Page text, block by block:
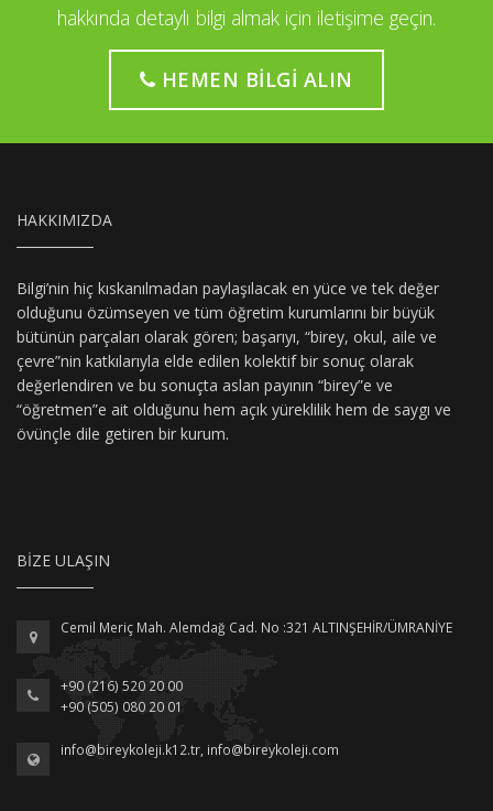
hakkında detaylı bilgi almak için iletişime geçin.
HEMEN BILGI ALIN
HAKKIMIZDA
Bilgi’nin hiç kıskanılmadan paylaşılacak en yüce ve tek değer
olduğunu özümseyen ve tüm öğretim kurumlarını bir büyük
bütünün parçaları olarak gören; başarıyı, “birey, okul, aile ve
çevre”nin katkılarıyla elde edilen kolektif bir sonuç olarak
değerlendiren ve bu sonuçta aslan payının “birey”e ve
“öğretmen”e ait olduğunu hem açık yüreklilik hem de saygı ve
övünçle dile getiren bir kurum.
BIZE ULAŞIN
Cemil Meriç Mah. Alemdağ Cad. No :321 ALTINŞEHİR/ÜMRANİYE
+90 (216) 520 20 00
+90 (505) 080 20 01
info@bireykoleji.k12.tr, info@bireykoleji.com